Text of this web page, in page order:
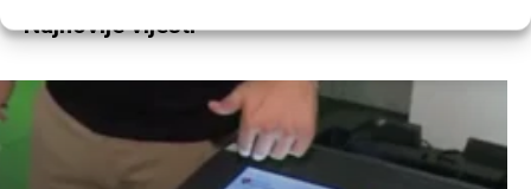
Najnovije vijesti